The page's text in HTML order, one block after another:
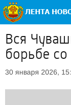
Вся
борьбе со
30 января 2026,